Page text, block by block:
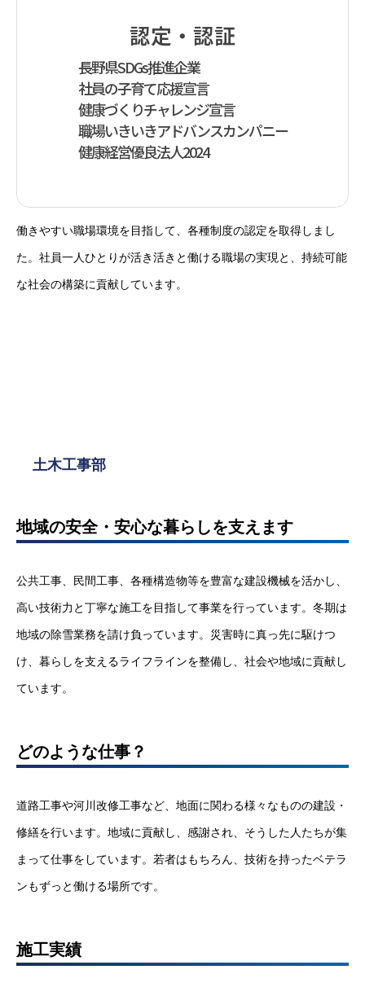
採用の流れ
社員インタビュー
コーポレートサイト
認定・認証
長野県SDGs推進企業
社員の子育て応援宣言
健康づくりチャレンジ宣言
職場いきいきアドバンスカンパニー
健康経営優良法人2024
働きやすい職場環境を目指して、各種制度の認定を取得しまし
た。社員一人ひとりが活き活きと働ける職場の実現と、持続可能
な社会の構築に貢献しています。
土木工事部
地域の安全・安心な暮らしを支えます
公共工事、民間工事、各種構造物等を豊富な建設機械を活かし、
高い技術力と丁寧な施工を目指して事業を行っています。冬期は
地域の除雪業務を請け負っています。災害時に真っ先に駆けつ
け、暮らしを支えるライフラインを整備し、社会や地域に貢献し
ています。
どのような仕事？
道路工事や河川改修工事など、地面に関わる様々なものの建設・
修繕を行います。地域に貢献し、感謝され、そうした人たちが集
まって仕事をしています。若者はもちろん、技術を持ったベテラ
ンもずっと働ける場所です。
施工実績